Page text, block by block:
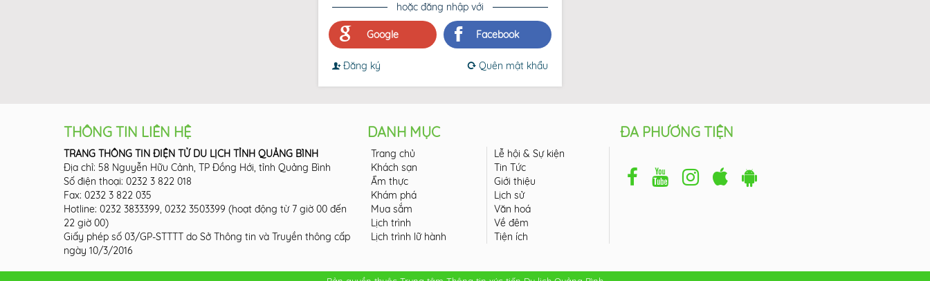
hoặc đăng nhập với
Google Facebook
Đăng ký Quên mật khẩu
THÔNG TIN LIÊN HỆ
TRANG THÔNG TIN ĐIỆN TỬ DU LỊCH TỈNH QUẢNG BÌNH
Địa chỉ: 58 Nguyễn Hữu Cảnh, TP Đồng Hới, tỉnh Quảng Bình
Số điện thoại: 0232 3 822 018
Fax: 0232 3 822 035
Hotline: 0232 3833399, 0232 3503399 (hoạt động từ 7 giờ 00 đến
22 giờ 00)
Giấy phép số 03/GP-STTTT do Sở Thông tin và Truyền thông cấp
ngày 10/3/2016
DANH MỤC
Trang chủ
Khách sạn
Ẩm thực
Khám phá
Mua sắm
Lịch trình
Lịch trình lữ hành
Lễ hội & Sự kiện
Tin Tức
Giới thiệu
Lịch sử
Văn hoá
Về đêm
Tiện ích
ĐA PHƯƠNG TIỆN